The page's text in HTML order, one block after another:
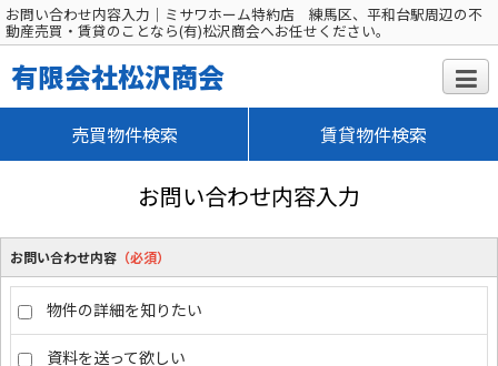
お問い合わせ内容入力｜ミサワホーム特約店 練馬区、平和台駅周辺の不
動産売買・賃貸のことなら(有)松沢商会へお任せください。
有限会社松沢商会
売買物件検索 賃貸物件検索
お問い合わせ内容入力
お問い合わせ内容 （必須）
物件の詳細を知りたい
資料を送って欲しい